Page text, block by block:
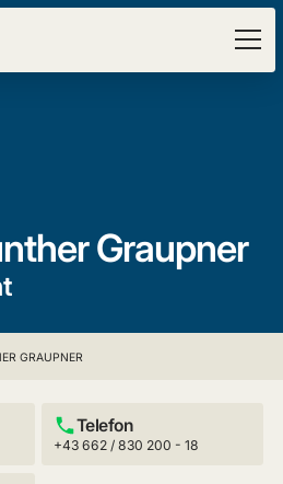
Graupner
GRAUPNER
Telefon
+43 662 / 830 200 - 18